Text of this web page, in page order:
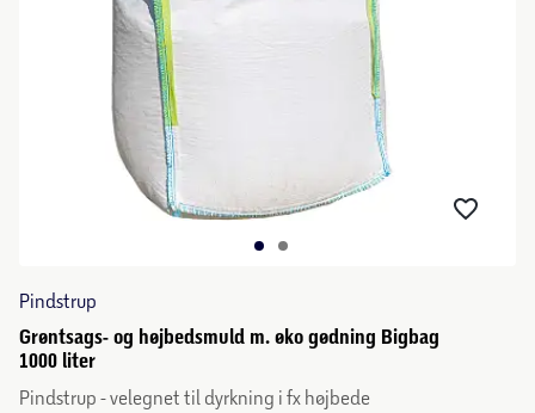
Pindstrup
Grøntsags- og højbedsmuld m. øko gødning Bigbag
1000 liter
Pindstrup - velegnet til dyrkning i fx højbede